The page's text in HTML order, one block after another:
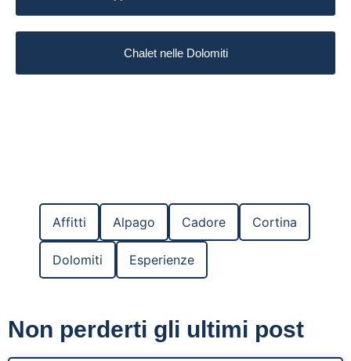
Chalet nelle Dolomiti
Affitti Alpago Cadore Cortina
Dolomiti Esperienze
Non perderti gli ultimi post